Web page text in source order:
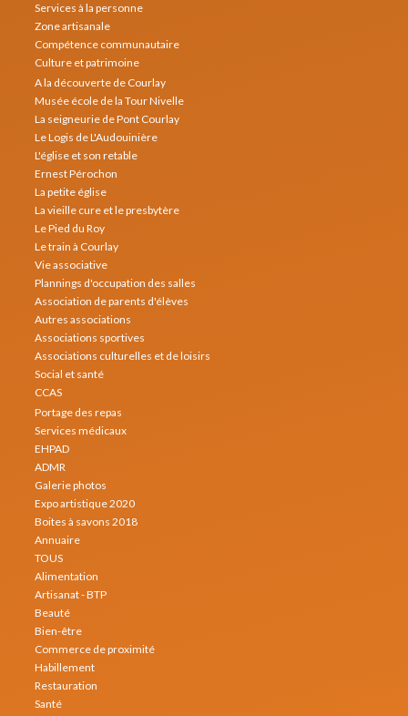
Services à la personne
Zone artisanale
Compétence communautaire
Culture et patrimoine
A la découverte de Courlay
Musée école de la Tour Nivelle
La seigneurie de Pont Courlay
Le Logis de L'Audouinière
L'église et son retable
Ernest Pérochon
La petite église
La vieille cure et le presbytère
Le Pied du Roy
Le train à Courlay
Vie associative
Plannings d'occupation des salles
Association de parents d'élèves
Autres associations
Associations sportives
Associations culturelles et de loisirs
Social et santé
CCAS
Portage des repas
Services médicaux
EHPAD
ADMR
Galerie photos
Expo artistique 2020
Boites à savons 2018
Annuaire
TOUS
Alimentation
Artisanat - BTP
Beauté
Bien-être
Commerce de proximité
Habillement
Restauration
Santé